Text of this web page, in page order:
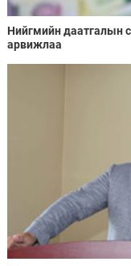
Нийгмийн даатгалын
арвижлаа